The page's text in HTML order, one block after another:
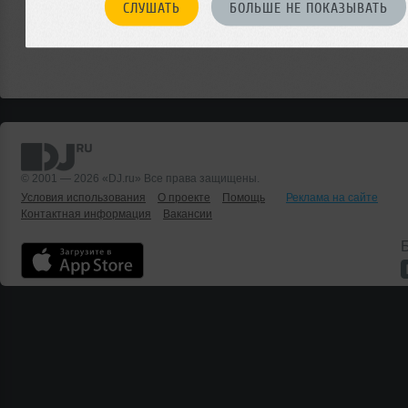
СЛУШАТЬ БОЛЬШЕ НЕ ПОКАЗЫВАТЬ
© 2001 — 2026 «DJ.ru» Все права защищены.
Условия использования
О проекте Помощь
Реклама на сайте
Контактная информация
Вакансии